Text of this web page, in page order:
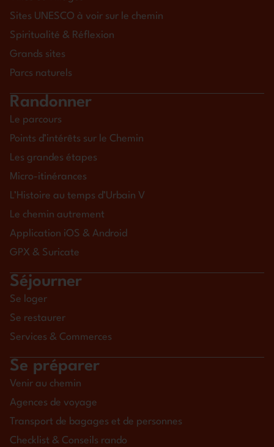
Sites UNESCO à voir sur le chemin
Spiritualité & Réflexion
Grands sites
Parcs naturels
Randonner
Le parcours
Points d’intérêts sur le Chemin
Les grandes étapes
Micro-itinérances
L’Histoire au temps d’Urbain V
Le chemin autrement
Application iOS & Android
GPX & Suricate
Séjourner
Se loger
Se restaurer
Services & Commerces
Se préparer
Venir au chemin
Agences de voyage
Transport de bagages et de personnes
Checklist & Conseils rando